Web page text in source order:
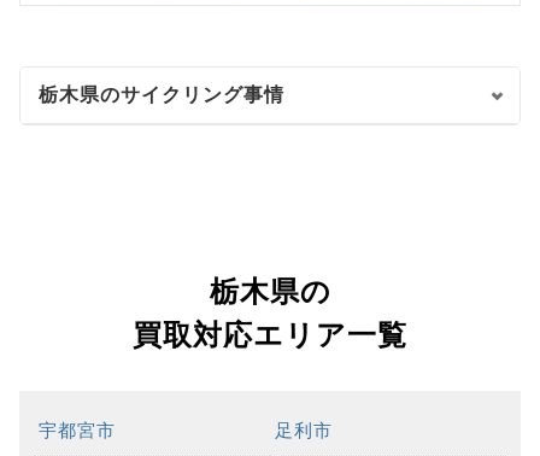
栃木県のサイクリング事情
栃木県の
買取対応エリア一覧
宇都宮市 足利市